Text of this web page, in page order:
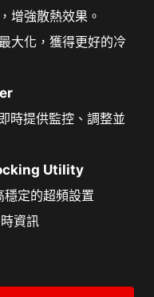
增強散熱效果。
大化，獲得更好的冷
時提供監控、調整並
Utility
穩定的超頻設置
資訊